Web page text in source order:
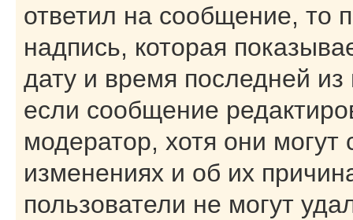
ответил на сообщение, то
надпись, которая
дату и время последней
если сообщение
модератор, хотя они
изменениях и об их
пользователи не могут